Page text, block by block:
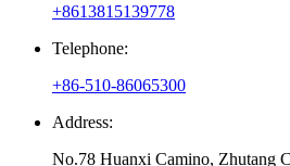
+8613815139778
Telephone:
+86-510-86065300
Address:
No.78 Huanxi Camino, Zhutang